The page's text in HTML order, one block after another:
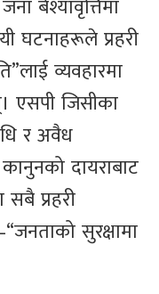
बेश्यावृत्तिमा
घटनाहरूले प्रहरी
व्यवहारमा
एसपी जिसीका
र अवैध
दायराबाट
प्रहरी
सुरक्षामा